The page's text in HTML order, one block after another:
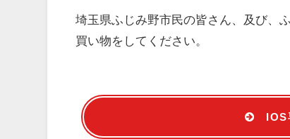
埼玉県ふじみ野市民の皆さん、及び、
買い物をしてください。
IOS